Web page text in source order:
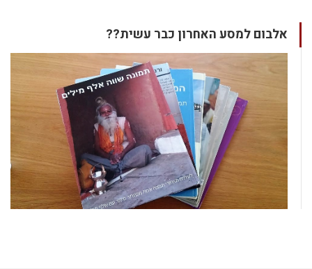
אלבום למסע האחרון כבר עשית??